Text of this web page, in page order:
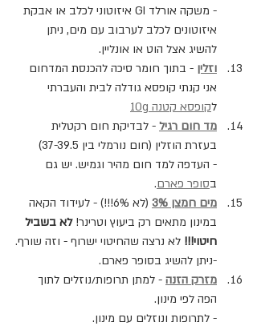
- משקה אורלד GI איזוטוני לכלב או אבקת
איזוטונים לכלב לערבוב עם מים, ניתן
להשיג אצל הוט או אונליין.
וזלין - בתוך חומר סיכה להכנסת המדחום
אני קנתי קופסא גודלה לבית והעברתי
לקופסא קטנה 10g
מד חום רגיל - לבדיקת חום רקטלית
בעזרת הוזלין (חום נורמלי בין 37-39.5)
- העדפה למד חום מהיר וגמיש. יש גם
בסופר פארם.
מים חמצן 3%
(לא 6%!!!) - לעידוד הקאה
במינון מתאים רק ביעוץ וטרינר! לא בשביל
חיטוי!!! לא נרצה שהחיטוי ישרוף - וזה שורף.
-ניתן להשיג בסופר פארם.
מזרק הזנה - למתן תרופות/נוזלים לתוך
הפה לפי מינון.
- לתרופות ונוזלים עם מינון.